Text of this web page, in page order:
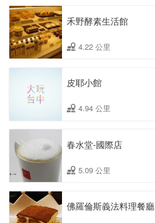
禾野酵素生活館
4.22 公里
皮耶小館
4.94 公里
春水堂-國際店
5.09 公里
佛羅倫斯義法料理餐廳